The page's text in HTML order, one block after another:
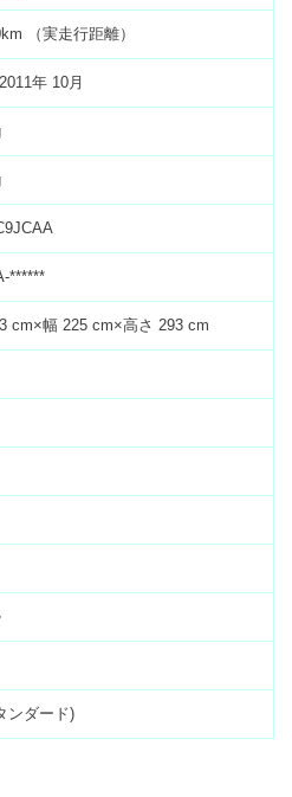
（実走行距離）
年 10月
******
cm×幅 225 cm×高さ 293 cm
ンダード)